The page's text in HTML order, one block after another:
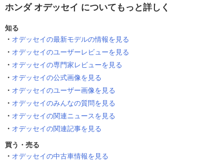
ホンダ オデッセイ についてもっと詳しく
知る
オデッセイの最新モデルの情報を見る
オデッセイのユーザーレビューを見る
オデッセイの専門家レビューを見る
オデッセイの公式画像を見る
オデッセイのユーザー画像を見る
オデッセイのみんなの質問を見る
オデッセイの関連ニュースを見る
オデッセイの関連記事を見る
買う・売る
オデッセイの中古車情報を見る